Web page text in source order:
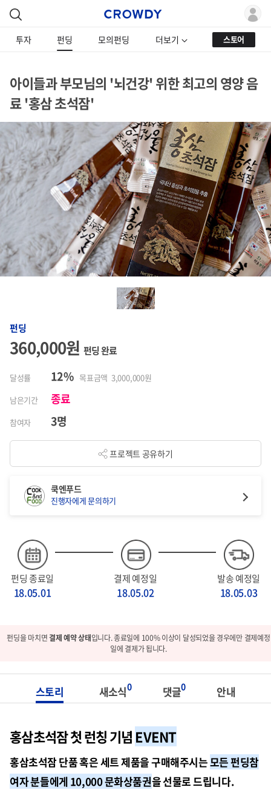
투자 펀딩 모의펀딩 더보기 스토어
아이들과 부모님의 '뇌건강' 위한 최고의 영양 음
료 '홍삼 초석잠'
펀딩
360,000원 펀딩 완료
달성률 12% 목표금액 3,000,000원
남은기간
종료
참여자 3명
프로젝트 공유하기
펀딩 종료일
18.05.01
결제 예정일
18.05.02
발송 예정일
18.05.03
쿡엔푸드
진행자에게 문의하기
펀딩을 마치면결제 예약 상태입니다. 종료일에 100% 이상이 달성되었을 경우에만 결제예정
일에 결제가 됩니다.
스토리 새소식0 댓글0 안내
홍삼초석잠 첫 런칭 기념 EVENT
홍삼초석잠 단품 혹은 세트 제품을 구매해주시는모든 펀딩참
여자 분들에게 10,000 문화상품권을 선물로 드립니다.